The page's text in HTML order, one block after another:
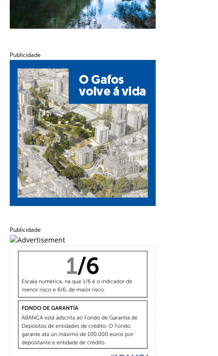
Publicidade
Publicidade